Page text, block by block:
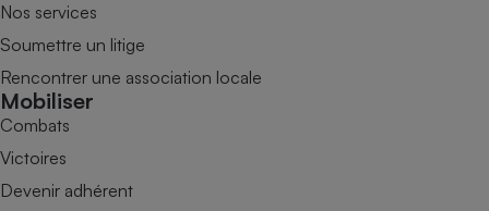
Nos services
Soumettre un litige
Rencontrer une association locale
Mobiliser
Combats
Victoires
Devenir adhérent